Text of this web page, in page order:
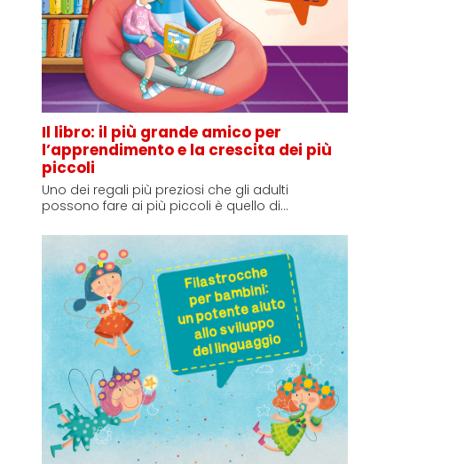
Il libro: il più grande amico per
l’apprendimento e la crescita dei più
piccoli
Uno dei regali più preziosi che gli adulti
possono fare ai più piccoli è quello di…